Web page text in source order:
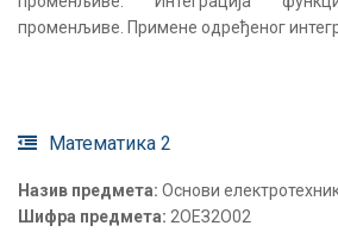
променљиве. Примене одређеног
Математика 2
Назив предмета: Основи
Шифра предмета: 2ОЕЗ2О02